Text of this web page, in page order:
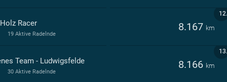
12.
Racer 8.167 km
19 Aktive Radelnde
13.
Team - Ludwigsfelde 8.166 km
30 Aktive Radelnde